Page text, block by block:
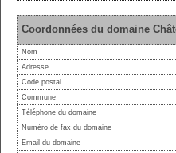
Coordonnées du domaine
Nom
Adresse
Code postal
Commune
Téléphone du domaine
Numéro de fax du domaine
Email du domaine